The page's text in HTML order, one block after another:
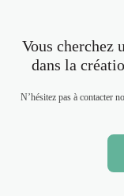
Vous cherchez
dans la
N’hésitez pas à contacter